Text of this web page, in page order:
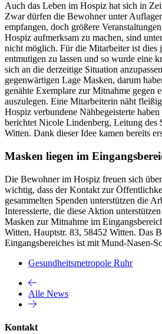
Auch das Leben im Hospiz hat sich in
Zwar dürfen die Bewohner unter
empfangen, doch größere
Hospiz aufmerksam zu machen, sind
nicht möglich. Für die Mitarbeiter ist dies
entmutigen zu lassen und so wurde eine
sich an die derzeitige Situation
gegenwärtigen Lage Masken, darum
genähte Exemplare zur Mitnahme gegen
auszulegen. Eine Mitarbeiterin näht
Hospiz verbundene Nähbegeisterte
berichtet Nicole Lindenberg, Leitung des
Witten. Dank dieser Idee kamen bereits
Masken liegen im
Die Bewohner im Hospiz freuen sich
wichtig, dass der Kontakt zur
gesammelten Spenden unterstützen die
Interessierte, die diese Aktion
Masken zur Mitnahme im
Witten, Hauptstr. 83, 58452 Witten. Das
Eingangsbereiches ist mit Mund-Nasen-
Gesundheitsmetropole Ruhr
Alle News
Kontakt